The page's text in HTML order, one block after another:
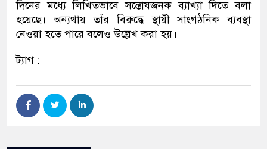
দিনের মধ্যে লিখিতভাবে সন্তোষজনক ব্যাখ্যা দিতে বলা
হয়েছে। অন্যথায় তাঁর বিরুদ্ধে স্থায়ী সাংগঠনিক ব্যবস্থা
নেওয়া হতে পারে বলেও উল্লেখ করা হয়।
ট্যাগ :